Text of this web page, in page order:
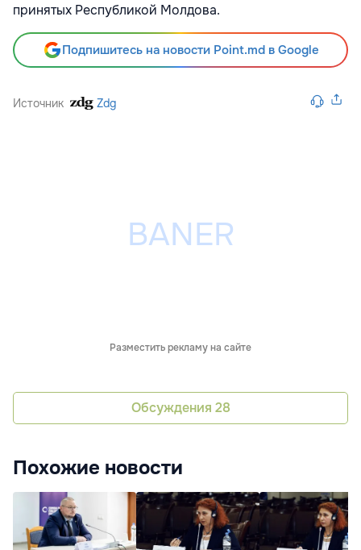
принятых Республикой Молдова.
Подпишитесь на новости Point.md в Google
Источник Zdg
Разместить рекламу на сайте
Обсуждения 28
Похожие новости